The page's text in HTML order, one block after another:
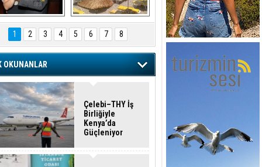
DEDEMAN
TATİL
1
2 3 4 5 6 7 8
OKUNANLAR
Çelebi–THY İş
Birliğiyle
Kenya’da
Güçleniyor